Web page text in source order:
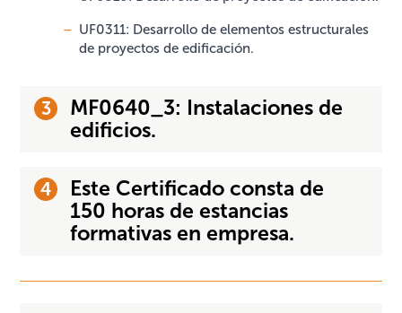
UF0311: Desarrollo de elementos estructurales
de proyectos de edificación.
MF0640_3: Instalaciones de
edificios.
Este Certificado consta de
150 horas de estancias
formativas en empresa.